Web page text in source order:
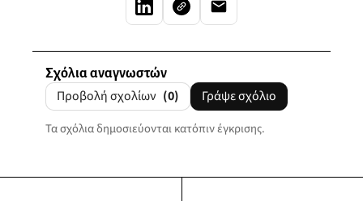
Σχόλια αναγνωστών
Προβολή σχολίων (0) Γράψε σχόλιο
Τα σχόλια δημοσιεύονται κατόπιν έγκρισης.